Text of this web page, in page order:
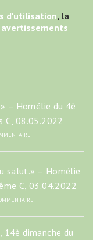
d'utilisation, la
avertissements
– Homélie du 4è
C, 08.05.2022
salut.» – Homélie
C, 03.04.2022
dimanche du